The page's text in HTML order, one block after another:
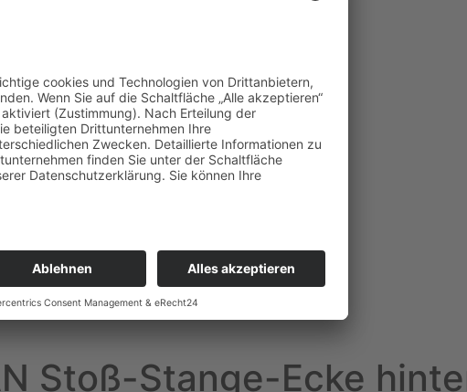
Stoß-Stange-Ecke